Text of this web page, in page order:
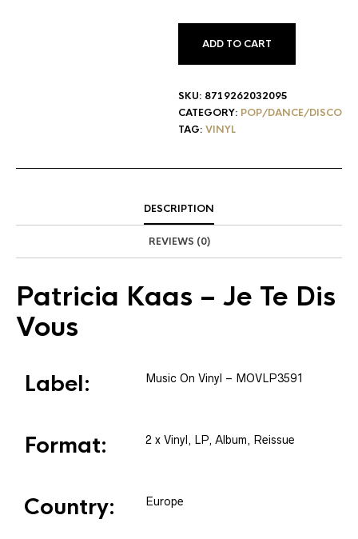
ADD TO CART
SKU: 8719262032095
CATEGORY: POP/DANCE/DISCO
TAG: VINYL
DESCRIPTION
REVIEWS (0)
Patricia Kaas – Je Te Dis
Vous
Label: Music On Vinyl – MOVLP3591
Format: 2 x Vinyl , LP, Album, Reissue
Country: Europe